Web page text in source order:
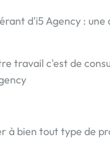
d'i5 Agency :
travail c'est de
à bien tout type de